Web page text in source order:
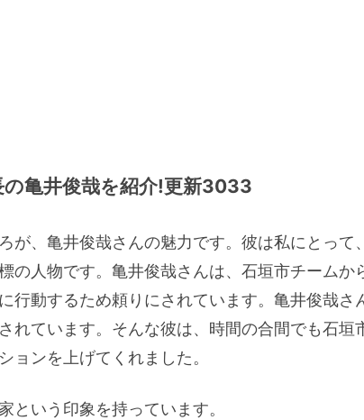
の亀井俊哉を紹介!更新3033
が、亀井俊哉さんの魅力です。彼は私にとって
の人物です。亀井俊哉さんは、石垣市チームか
行動するため頼りにされています。亀井俊哉さ
れています。そんな彼は、時間の合間でも石垣
ョンを上げてくれました。
という印象を持っています。